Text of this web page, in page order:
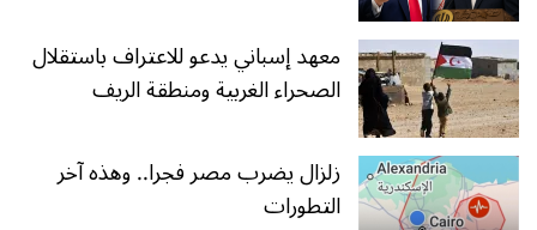
معهد إسباني يدعو للاعتراف باستقلال
الصحراء الغربية ومنطقة الريف
زلزال يضرب مصر فجرا.. وهذه آخر
التطورات